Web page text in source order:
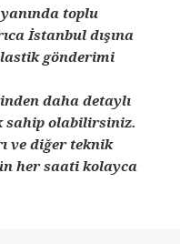
yanında toplu
İstanbul dışına
gönderimi
daha detaylı
sahip olabilirsiniz.
ve diğer teknik
her saati kolayca